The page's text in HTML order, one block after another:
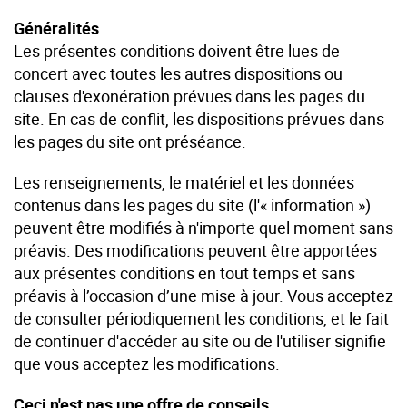
Généralités
Les présentes conditions doivent être lues de
concert avec toutes les autres dispositions ou
clauses d'exonération prévues dans les pages du
site. En cas de conflit, les dispositions prévues dans
les pages du site ont préséance.
Les renseignements, le matériel et les données
contenus dans les pages du site (l'« information »)
peuvent être modifiés à n'importe quel moment sans
préavis. Des modifications peuvent être apportées
aux présentes conditions en tout temps et sans
préavis à l’occasion d’une mise à jour. Vous acceptez
de consulter périodiquement les conditions, et le fait
de continuer d'accéder au site ou de l'utiliser signifie
que vous acceptez les modifications.